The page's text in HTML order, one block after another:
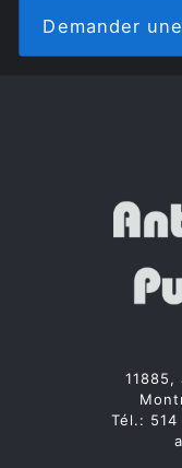
Demander
11885,
Tél.: 514